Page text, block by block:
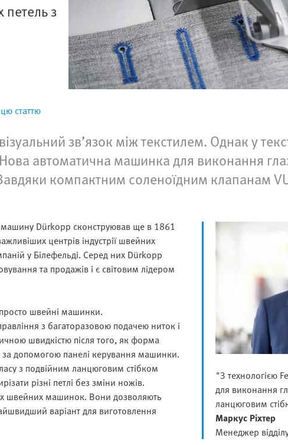
з
статтю
зв’язок між текстилем. Однак у
автоматична машинка для виконання
компактним соленоїдним клапанам
машину Dürkopp сконструював ще в 1861
центрів індустрії швейних
у Білефельді. Серед них Dürkopp
та продажів і є світовим лідером
швейні машинки.
з багаторазовою подачею ниток і
швидкістю після того, як форма
допомогою панелі керування машинки.
з подвійним ланцюговим стібком
різні петлі без зміни ножів.
швейних машинок. Вони дозволяють
варіант для виготовлення
"З технологією
для виконання
ланцюговим
Маркус Ріхтер
Менеджер